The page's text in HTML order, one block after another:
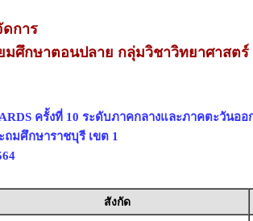
การ
ศึกษาตอนปลาย กลุ่มวิชาวิทยาศาสตร์
ครั้งที่ 10 ระดับภาคกลางและภาคตะวันออ
มศึกษาราชบุรี เขต 1
สังกัด